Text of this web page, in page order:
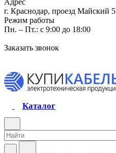
Адрес
г. Краснодар, проезд Майский 5
Режим работы
Пн. – Пт.: с 9:00 до 18:00
Заказать звонок
Каталог